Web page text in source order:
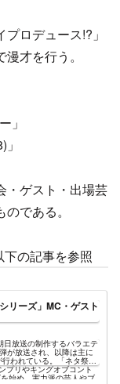
ロデュース!?」
才を行う。
」
・ゲスト・出場芸
である。
の記事を参照
リーズ」MC・ゲスト
日放送の制作するバラエテ
が放送され、以降は主に
われている。「ネタ祭り
プリやキングオブコント
始め、実力派の芸人やブ